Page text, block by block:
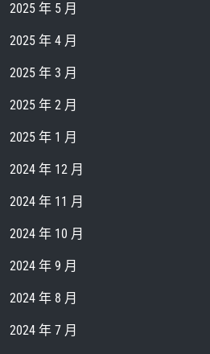
2025 年 5 月
2025 年 4 月
2025 年 3 月
2025 年 2 月
2025 年 1 月
2024 年 12 月
2024 年 11 月
2024 年 10 月
2024 年 9 月
2024 年 8 月
2024 年 7 月